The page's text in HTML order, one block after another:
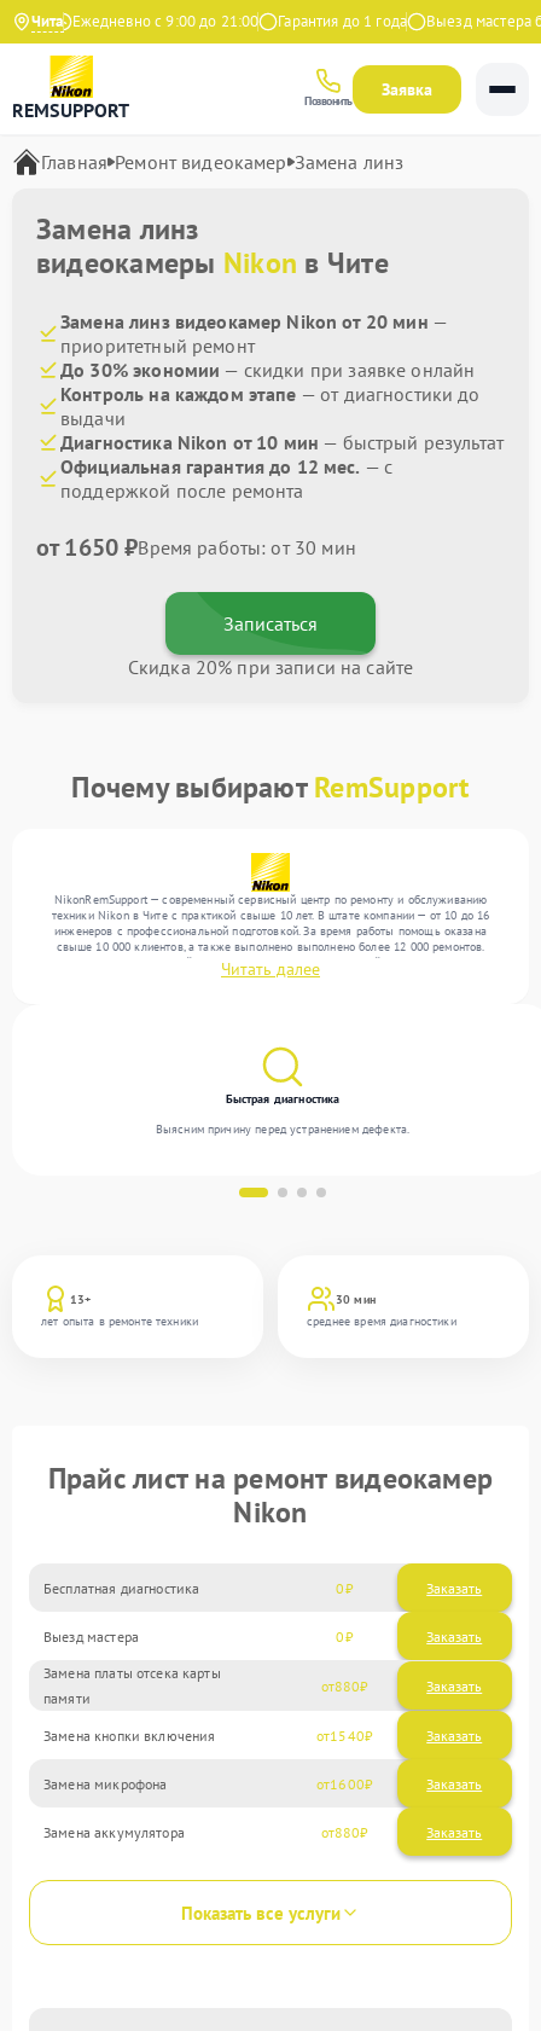
ЧитаЕжедневно с 9:00 до 21:00 Гарантия до 1 года Выезд мастера
REMSUPPORT Позвонить
Заявка
Главная Ремонт видеокамер Замена линз
Замена линз
видеокамеры Nikon в Чите
Замена линз видеокамер Nikon от 20 мин —
приоритетный ремонт
До 30% экономии — скидки при заявке онлайн
Контроль на каждом этапе — от диагностики до
выдачи
Диагностика Nikon от 10 мин — быстрый результат
Официальная гарантия до 12 мес. — с
поддержкой после ремонта
от 1650 ₽Время работы: от 30 мин
Записаться
Скидка 20% при записи на сайте
Почему выбираютRemSupport
NikonRemSupport — современный сервисный центр по ремонту и обслуживанию
техники Nikon в Чите с практикой свыше 10 лет. В штате компании — от 10 до 16
инженеров с профессиональной подготовкой. За время работы помощь оказана
свыше 10 000 клиентов, а также выполнено выполнено более 12 000 ремонтов.
Ежемесячно в сервисный центр поступает более 300 устройств, включая , , . Мы
выполняем ремонт различного уровня сложности и предлагаем стабильный уровень
Читать далее
13+
лет опыта в ремонте техники
30 мин
среднее время диагностики
Быстрая диагностика
Выясним причину перед устранением дефекта.
Прайс лист на ремонт видеокамер
Nikon
Бесплатная диагностика 0 Заказать
Выезд мастера 0 Заказать
Замена платы отсека карты
памяти
880
Замена кнопки включения 1540
Замена микрофона 1600
Замена аккумулятора 880
Показать все услуги